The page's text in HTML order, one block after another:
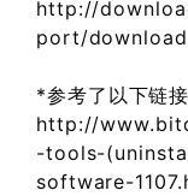
http://
port/
*参考了以下链接
http://
-tools-
software-